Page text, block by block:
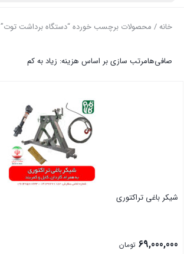
خانه/ محصولات برچسب خورده “دستگاه برداشت توت”
صافی‌هامرتب سازی بر اساس هزینه: زیاد به کم
شیکر باغی تراکتوری
69,000,000 تومان